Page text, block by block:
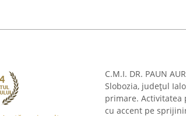
C.M.I. DR. PAUN
Slobozia, județul
primare. Activitatea
cu accent pe